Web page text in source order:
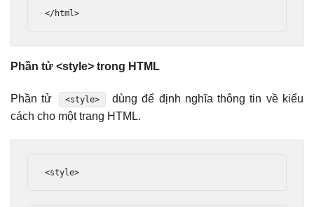
</html>
Phần tử <style> trong HTML
Phần tử <style>
dùng để định nghĩa thông tin về kiểu
cách cho một trang HTML.
<style>